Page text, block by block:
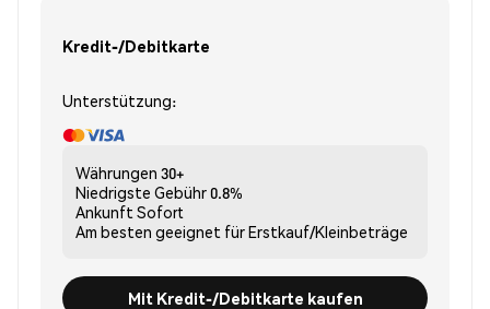
Kredit-/Debitkarte
Unterstützung:
Währungen 30+
Niedrigste Gebühr0.8%
Ankunft Sofort
Am besten geeignet fürErstkauf/Kleinbeträge
Mit Kredit-/Debitkarte kaufen